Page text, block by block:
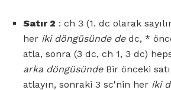
Satır 2 : ch 3 (1. dc olarak
her iki döngüsünde dedc, *
atla, sonra (3 dc, ch 1, 3 dc)
arka döngüsündeBir önceki
atlayın, sonraki 3 sc'nin her iki